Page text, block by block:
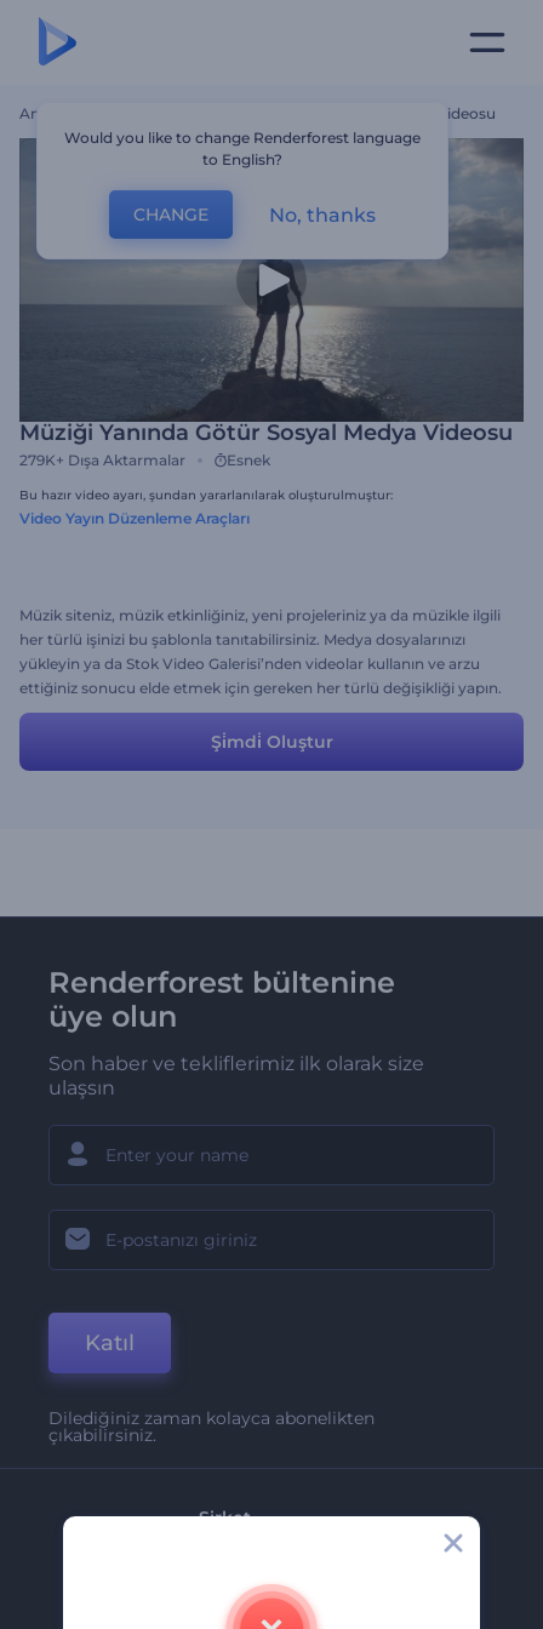
Ana Sayfa Müziği Yanında Götür Sosyal Medya Videosu
Müziği Yanında Götür Sosyal Medya Videosu
279K+ Dışa Aktarmalar Esnek
Bu hazır video ayarı, şundan yararlanılarak oluşturulmuştur:
Video Yayın Düzenleme Araçları
Müzik siteniz, müzik etkinliğiniz, yeni projeleriniz ya da müzikle ilgili
her türlü işinizi bu şablonla tanıtabilirsiniz. Medya dosyalarınızı
yükleyin ya da Stok Video Galerisi’nden videolar kullanın ve arzu
ettiğiniz sonucu elde etmek için gereken her türlü değişikliği yapın.
Şi̇mdi̇ Oluştur
Renderforest bültenine
üye olun
Son haber ve tekliflerimiz ilk olarak size
ulaşsın
Katıl
Dilediğiniz zaman kolayca abonelikten
çıkabilirsiniz.
Şirket
İletişim
Would you like to change Renderforest language
to English?
CHANGE No, thanks